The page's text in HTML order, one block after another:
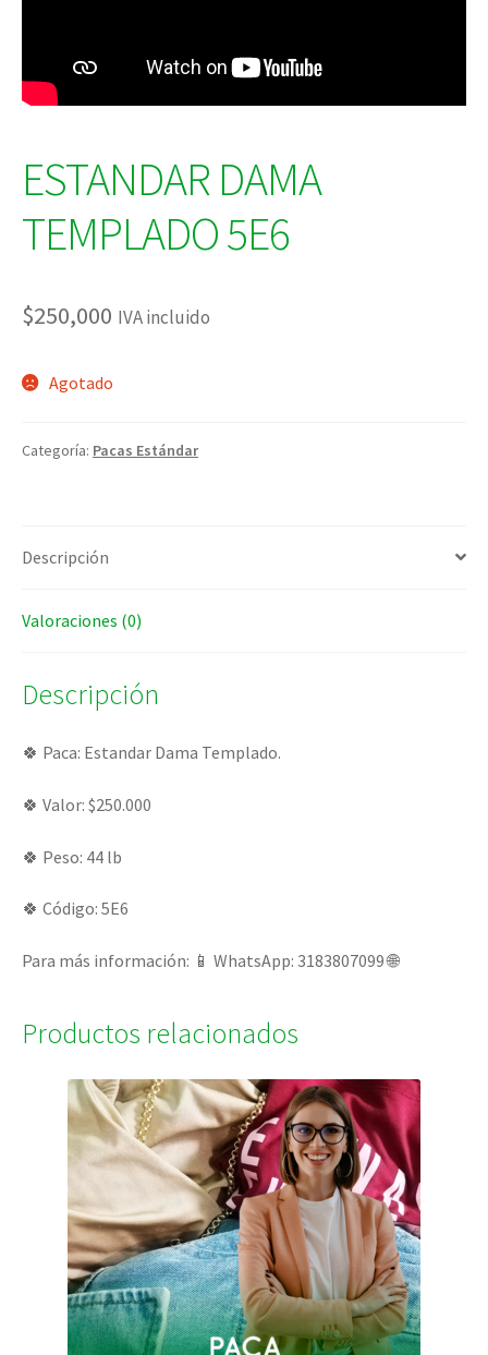
ESTANDAR DAMA
TEMPLADO 5E6
$250,000 IVA incluido
Agotado
Categoría: Pacas Estándar
Descripción
Valoraciones (0)
Descripción
🍀 Paca: Estandar Dama Templado.
🍀 Valor: $250.000
🍀 Peso: 44 lb
🍀 Código: 5E6
Para más información: 📱 WhatsApp: 3183807099 🌐
Productos relacionados